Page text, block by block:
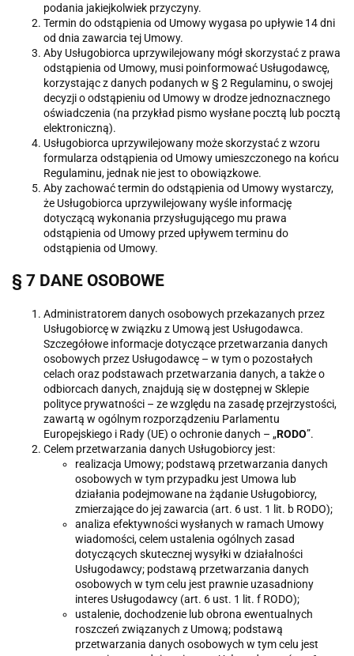
podania jakiejkolwiek przyczyny.
Termin do odstąpienia od Umowy wygasa po upływie 14 dni
od dnia zawarcia tej Umowy.
Aby Usługobiorca uprzywilejowany mógł skorzystać z prawa
odstąpienia od Umowy, musi poinformować Usługodawcę,
korzystając z danych podanych w § 2 Regulaminu, o swojej
decyzji o odstąpieniu od Umowy w drodze jednoznacznego
oświadczenia (na przykład pismo wysłane pocztą lub pocztą
elektroniczną).
Usługobiorca uprzywilejowany może skorzystać z wzoru
formularza odstąpienia od Umowy umieszczonego na końcu
Regulaminu, jednak nie jest to obowiązkowe.
Aby zachować termin do odstąpienia od Umowy wystarczy,
że Usługobiorca uprzywilejowany wyśle informację
dotyczącą wykonania przysługującego mu prawa
odstąpienia od Umowy przed upływem terminu do
odstąpienia od Umowy.
§ 7 DANE OSOBOWE
Administratorem danych osobowych przekazanych przez
Usługobiorcę w związku z Umową jest Usługodawca.
Szczegółowe informacje dotyczące przetwarzania danych
osobowych przez Usługodawcę – w tym o pozostałych
celach oraz podstawach przetwarzania danych, a także o
odbiorcach danych, znajdują się w dostępnej w Sklepie
polityce prywatności – ze względu na zasadę przejrzystości,
zawartą w ogólnym rozporządzeniu Parlamentu
Europejskiego i Rady (UE) o ochronie danych – „RODO”.
Celem przetwarzania danych Usługobiorcy jest:
realizacja Umowy; podstawą przetwarzania danych
osobowych w tym przypadku jest Umowa lub
działania podejmowane na żądanie Usługobiorcy,
zmierzające do jej zawarcia (art. 6 ust. 1 lit. b RODO);
analiza efektywności wysłanych w ramach Umowy
wiadomości, celem ustalenia ogólnych zasad
dotyczących skutecznej wysyłki w działalności
Usługodawcy; podstawą przetwarzania danych
osobowych w tym celu jest prawnie uzasadniony
interes Usługodawcy (art. 6 ust. 1 lit. f RODO);
ustalenie, dochodzenie lub obrona ewentualnych
roszczeń związanych z Umową; podstawą
przetwarzania danych osobowych w tym celu jest